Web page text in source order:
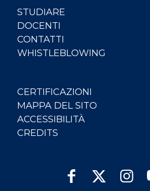
STUDIARE
DOCENTI
CONTATTI
WHISTLEBLOWING
CERTIFICAZIONI
MAPPA DEL SITO
ACCESSIBILITÀ
CREDITS